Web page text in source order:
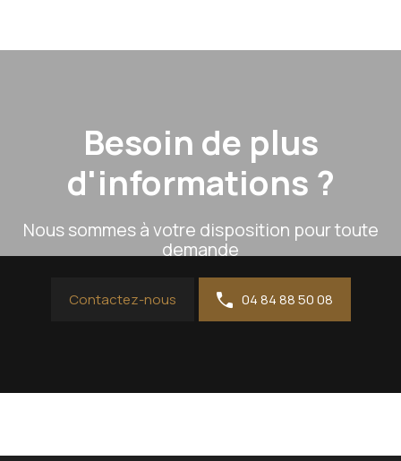
Besoin de plus
d'informations ?
Nous sommes à votre disposition pour toute
demande
Contactez-nous 04 84 88 50 08